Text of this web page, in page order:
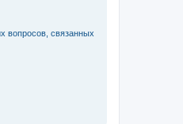
вопросов, связанных